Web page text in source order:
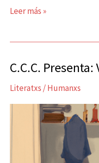
Leer más »
C.C.C. Presenta:
Literatxs /Humanxs
C.C.C.
Vacío